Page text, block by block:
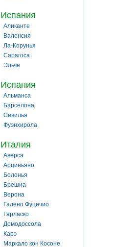
Испания
Аликанте
Валенсия
Ла-Корунья
Сарагоса
Эльче
Испания
Альманса
Барселона
Севилья
Фуэнхирола
Италия
Аверса
Арциньяно
Болонья
Брешиа
Верона
Галено Фуцечио
Гарласко
Домодоссола
Карэ
Маркало кон Косоне